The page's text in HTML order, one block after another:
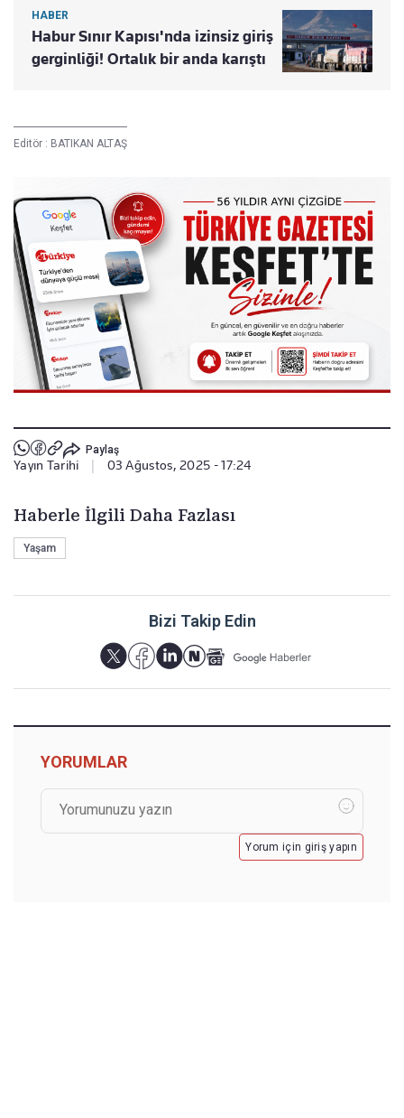
HABER
Habur Sınır Kapısı'nda izinsiz giriş
gerginliği! Ortalık bir anda karıştı
Editör : BATIKAN ALTAŞ
Paylaş
Yayın Tarihi 03 Ağustos, 2025 - 17:24
Haberle İlgili Daha Fazlası
Yaşam
Bizi Takip Edin
YORUMLAR
Yorum için giriş yapın